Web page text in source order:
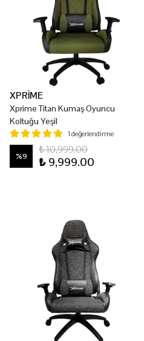
XPRİME
Xprime Titan Kumaş Oyuncu
Koltuğu Yeşil
1 değerlendirme
%9
₺ 10,999.00
₺ 9,999.00